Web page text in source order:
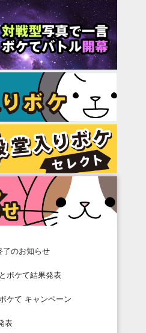
了のお知らせ
ボケて結果発表
ケて キャンペーン
表